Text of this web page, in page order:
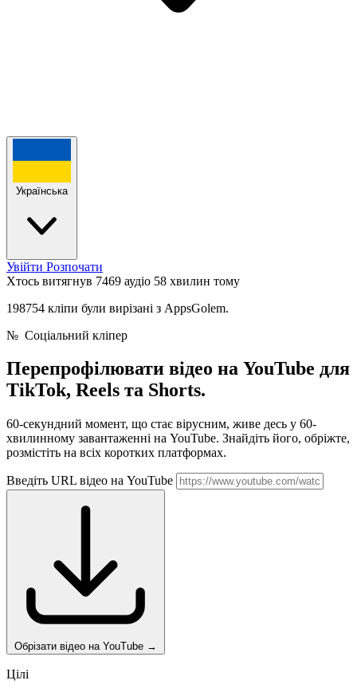
Українська
Увійти Розпочати
Хтось витягнув 7469 аудіо 58 хвилин тому
198754 кліпи були вирізані з AppsGolem.
№ Соціальний кліпер
Перепрофілювати відео на YouTube для
TikTok, Reels та Shorts.
60-секундний момент, що стає вірусним, живе десь у 60-
хвилинному завантаженні на YouTube. Знайдіть його, обріжте,
розмістіть на всіх коротких платформах.
Введіть URL відео на YouTube
Обрізати відео на YouTube →
Цілі